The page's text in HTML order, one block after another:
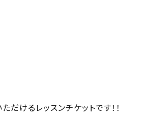
けるレッスンチケットです！！